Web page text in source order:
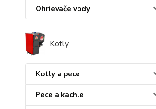
Ohrievače vody
Kotly
Kotly a pece
Pece a kachle